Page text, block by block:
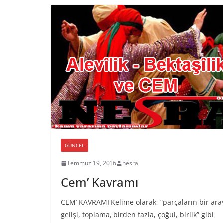
GÜNCEL
Temmuz 19, 2016 nesra
Cem’ Kavramı
CEM’ KAVRAMI Kelime olarak, “parçaların bir
gelişi, toplama, birden fazla, çoğul, birlik” gibi